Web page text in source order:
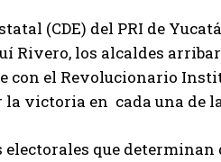
(CDE) del PRI de
Rivero, los alcaldes
con el Revolucionario
victoria en cada una de
electorales que